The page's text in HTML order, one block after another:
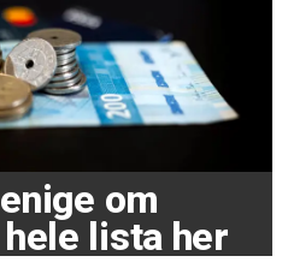
om
hele lista her